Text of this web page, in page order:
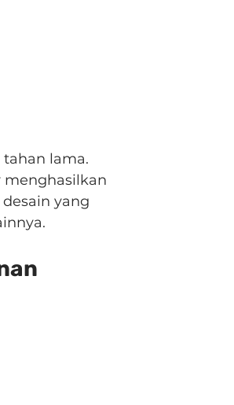
lama.
menghasilkan
yang